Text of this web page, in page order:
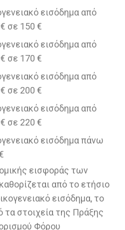
εισόδημα από
σε 150 €
εισόδημα από
σε 170 €
εισόδημα από
σε 200 €
εισόδημα από
σε 220 €
εισόδημα πάνω
εισφοράς των
από το ετήσιο
εισόδημα, το
τα στοιχεία της Πράξης
Φόρου